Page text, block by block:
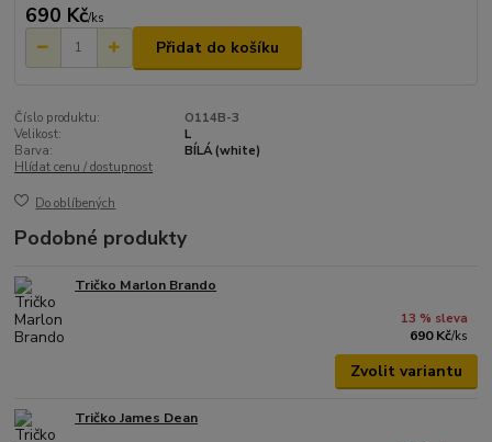
690 Kč/ks
Přidat do košíku
Číslo produktu:
O114B-3
Velikost:
L
Barva:
BÍLÁ (white)
Hlídat cenu / dostupnost
Do oblíbených
Podobné produkty
Tričko Marlon Brando
13 % sleva
690 Kč/ks
Zvolit variantu
Tričko James Dean